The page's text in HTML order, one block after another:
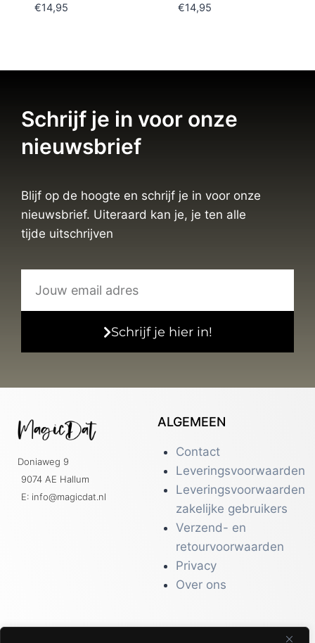
€14,95 €14,95
Schrijf je in voor onze
nieuwsbrief
Blijf op de hoogte en schrijf je in voor onze
nieuwsbrief. Uiteraard kan je, je ten alle
tijde uitschrijven
Schrijf je hier in!
Doniaweg 9
9074 AE Hallum
E: info@magicdat.nl
ALGEMEEN
Contact
Leveringsvoorwaarden
Leveringsvoorwaarden
zakelijke gebruikers
Verzend- en
retourvoorwaarden
Privacy
Over ons